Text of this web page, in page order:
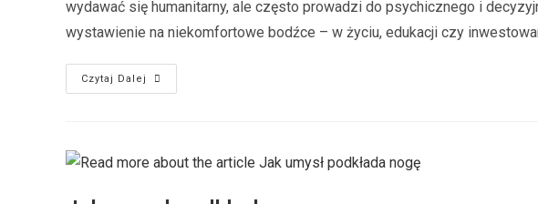
wydawać się humanitarny, ale często prowadzi do psychicznego i
wystawienie na niekomfortowe bodźce – w życiu, edukacji czy
Czytaj Dalej